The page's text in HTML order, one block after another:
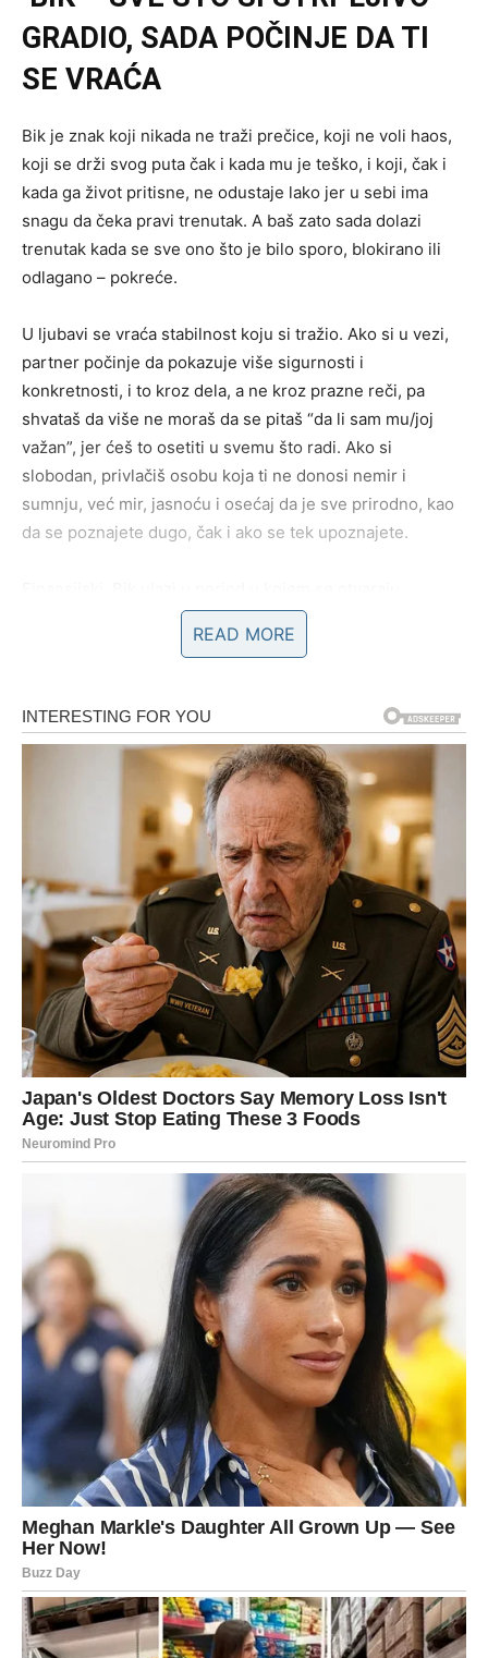
GRADIO, SADA POČINJE DA TI
SE VRAĆA
Bik je znak koji nikada ne traži prečice, koji ne voli haos,
koji se drži svog puta čak i kada mu je teško, i koji, čak i
kada ga život pritisne, ne odustaje lako jer u sebi ima
snagu da čeka pravi trenutak. A baš zato sada dolazi
trenutak kada se sve ono što je bilo sporo, blokirano ili
odlagano – pokreće.
U ljubavi se vraća stabilnost koju si tražio. Ako si u vezi,
partner počinje da pokazuje više sigurnosti i
konkretnosti, i to kroz dela, a ne kroz prazne reči, pa
shvataš da više ne moraš da se pitaš “da li sam mu/joj
važan”, jer ćeš to osetiti u svemu što radi. Ako si
slobodan, privlačiš osobu koja ti ne donosi nemir i
sumnju, već mir, jasnoću i osećaj da je sve prirodno, kao
da se poznajete dugo, čak i ako se tek upoznajete.
mogućnosti koje će mu delovati kao nagrada za sav trud.
To može biti nov posao, povišica, dogovor, naplata
trenutku, kada ti najviše treba. I ono što je najlepše – ovo
nije novac koji dođe pa ode, već novac koji donosi
sigurnost i osećaj da konačno dišeš.
Najveća želja Bika u narednom periodu je mir, stabilnost i
potvrda da nije uzalud čekao – i upravo to dobija.
LAV – VREME JE DA SVET VIDI
TVOJU VREDNOST, A TI DA SE
SETIŠ KO SI
Lav je znak koji ima srce veliko kao nebo, ali često u sebi
nosi i teret jer daje mnogo, a ne dobija uvek onoliko
koliko zaslužuje. I baš zato, kada Lav uđe u period
nagrade, to se vidi – jer mu se vraća snaga, vraća mu se
sjaj, vraća mu se vera u sebe i osećaj da više ne mora
nikoga da moli za pažnju, jer prava pažnja sama dolazi.
U ljubavi Lav dobija ono što mu je najvažnije: osećaj da je
voljen, izabran i stavljen na prvo mesto. Ako si u vezi,
partner može napraviti ozbiljan korak koji ti pokazuje da
ne želi da te izgubi, pa se odnosi produbljuju i prelaze u
stabilniju fazu. Ako si slobodan, ulaziš u period kada ti se
pojavljuje osoba koja te gleda sa divljenjem, ali i sa
ozbiljnošću, osoba koja neće doći samo zbog tvoje
energije i harizme, već zbog toga ko si iznutra.
Na poslovnom planu, Lav dobija priznanje. Moguće je da
neko konačno izgovori ono što se već dugo vidi – da ti
vrediš, da imaš sposobnosti, da si zaslužio veću poziciju,
veću odgovornost ili bolju zaradu. Ovo je period kada se
Lav “vraća na tron”, ne zato što želi da bude iznad drugih,
već zato što konačno shvata da nema potrebe da se
READ MORE